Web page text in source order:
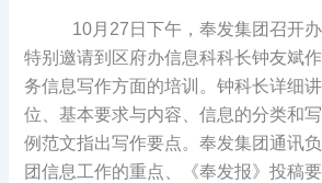
10月27日下午，奉发集团召开办
特别邀请到区府办信息科科长钟友斌
务信息写作方面的培训。钟科长详细
位、基本要求与内容、信息的分类和
例范文指出写作要点。奉发集团通讯
团信息工作的重点、《奉发报》投稿